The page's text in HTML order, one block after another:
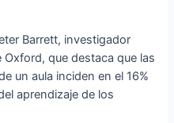
Barrett, investigador
que destaca que las
un aula inciden en el 16%
aprendizaje de los